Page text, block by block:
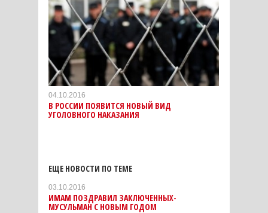
04.10.2016
В РОССИИ ПОЯВИТСЯ НОВЫЙ ВИД
УГОЛОВНОГО НАКАЗАНИЯ
ЕЩЕ НОВОСТИ ПО ТЕМЕ
03.10.2016
ИМАМ ПОЗДРАВИЛ ЗАКЛЮЧЕННЫХ-
МУСУЛЬМАН С НОВЫМ ГОДОМ